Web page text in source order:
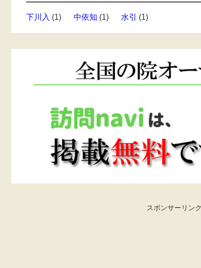
下川入 (1) 中依知 (1) 水引 (1)
スポンサーリン